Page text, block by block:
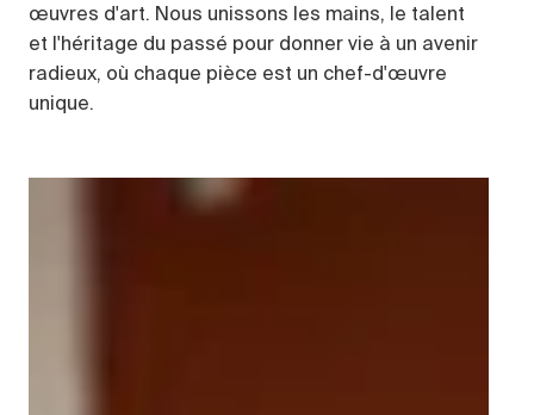
œuvres d'art. Nous unissons les mains, le talent
et l'héritage du passé pour donner vie à un avenir
radieux, où chaque pièce est un chef-d'œuvre
unique.